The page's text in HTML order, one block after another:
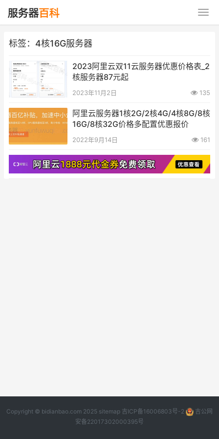
标签：4核16G服务器
2023阿里云双11云服务器优惠价格表_2
核服务器87元起
2023年11月2日 135
阿里云服务器1核2G/2核4G/4核8G/8核
16G/8核32G价格多配置优惠报价
2022年9月14日 161
Copyright © bidianbao.com 2025 sitemap 吉ICP备16006803号-2
吉公网
安备22017302000395号